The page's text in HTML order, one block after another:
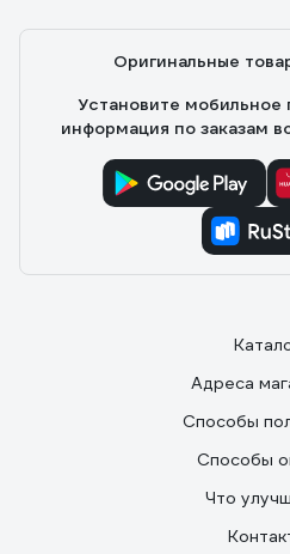
Оригинальные
Установите мобильное
информация по заказам
Адреса
Способы
Способы
Что